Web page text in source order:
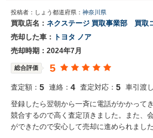
投稿者：しょう都道府県： 神奈川県
買取店名： ネクステージ 買取事業部 買取
売却した車：
トヨタ ノア
売却時期：2024年7月
総合評価 5
査定額： 5 連絡： 4 査定対応： 5 車引渡
登録したら翌朝から一斉に電話がかかって
競合するので高く査定頂きました。また、
ができたので安心して売却に進められました